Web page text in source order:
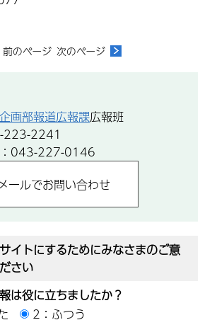
画部報道広報課広報班
223-2241
：043-227-0146
イトにするためにみなさまのご意
さい
は役に立ちましたか？
2：ふつう